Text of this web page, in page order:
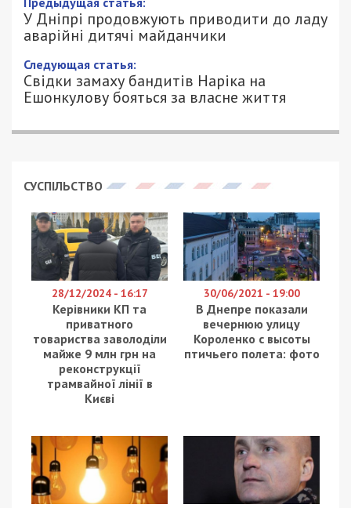
У Дніпрі продовжують приводити до ладу
аварійні дитячі майданчики
Следующая статья:
Свідки замаху бандитів Наріка на
Ешонкулову бояться за власне життя
СУСПІЛЬСТВО
28/12/2024 - 16:17
Керівники КП та
приватного
товариства заволоділи
майже 9 млн грн на
реконструкції
трамвайної лінії в
Києві
30/06/2021 - 19:00
В Днепре показали
вечернюю улицу
Короленко с высоты
птичьего полета: фото